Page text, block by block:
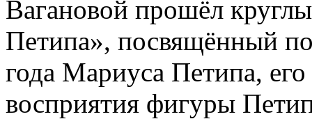
Вагановой прошёл
Петипа», посвящённый
года Мариуса Петипа,
восприятия фигуры